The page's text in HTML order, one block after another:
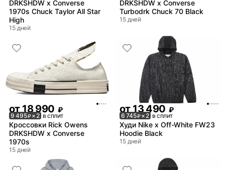
DRKSHDW x Converse
1970s Chuck Taylor All Star
High
15 дней
DRKSHDW x Converse
Turbodrk Chuck 70 Black
15 дней
от18 990 ₽
9 495₽× 2 в сплит
Кроссовки Rick Owens
DRKSHDW x Converse
1970s
15 дней
от13 490 ₽
6 745₽× 2 в сплит
Худи Nike x Off-White FW23
Hoodie Black
15 дней